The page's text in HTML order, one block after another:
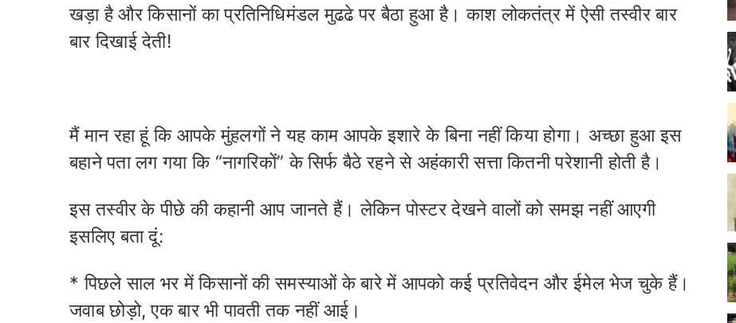
खड़ा है और किसानों का प्रतिनिधिमंडल मुढढे पर बैठा हुआ है। काश लोकतंत्र में ऐसी तस्वीर बार
बार दिखाई देती!
मैं मान रहा हूं कि आपके मुंहलगों ने यह काम आपके इशारे के बिना नहीं किया होगा। अच्छा हुआ इस
बहाने पता लग गया कि “नागरिकों” के सिर्फ बैठे रहने से अहंकारी सत्ता कितनी परेशानी होती है।
इस तस्वीर के पीछे की कहानी आप जानते हैं। लेकिन पोस्टर देखने वालों को समझ नहीं आएगी
इसलिए बता दूं:
* पिछले साल भर में किसानों की समस्याओं के बारे में आपको कई प्रतिवेदन और ईमेल भेज चुके हैं।
जवाब छोड़ो, एक बार भी पावती तक नहीं आई।